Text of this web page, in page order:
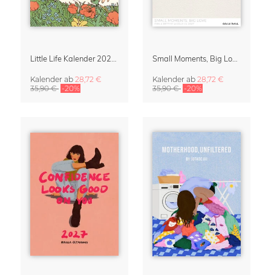
Kalender ab 28,72 €
35,90 € -20%
Kalender ab 28,72 €
35,90 € -20%